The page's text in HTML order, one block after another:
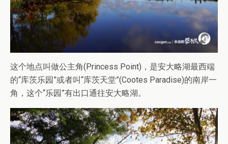
这个地点叫做公主角(Princess Point)，是安大略湖最西端
的“库茨乐园”或者叫“库茨天堂”(Cootes Paradise)的南岸一
角，这个“乐园”有出口通往安大略湖。